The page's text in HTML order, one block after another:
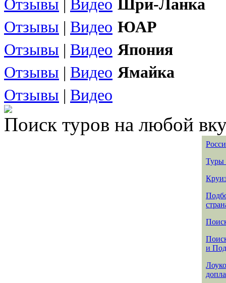
Отзывы | Видео Шри-Ланка
Отзывы | Видео ЮАР
Отзывы | Видео Япония
Отзывы | Видео Ямайка
Отзывы | Видео
Поиск туров на любой
Туры
и